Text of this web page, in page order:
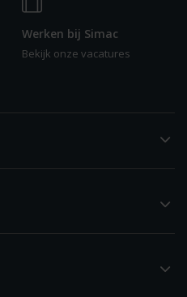
Werken bij Simac
Bekijk onze vacatures